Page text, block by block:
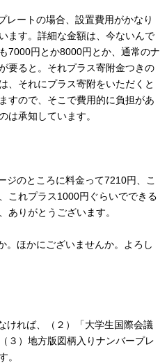
レートの場合、設置費用がかなり
ます。詳細な金額は、今ないんで
7000円とか8000円とか、通常のナ
要ると。それプラス寄附金つきの
、それにプラス寄附をいただくと
すので、そこで費用的に負担があ
は承知しています。
ジのところに料金って7210円、こ
これプラス1000円ぐらいでできる
ありがとうございます。
。ほかにございませんか。よろし
ければ、（２）「大学生国際会議
３）地方版図柄入りナンバープレ
。